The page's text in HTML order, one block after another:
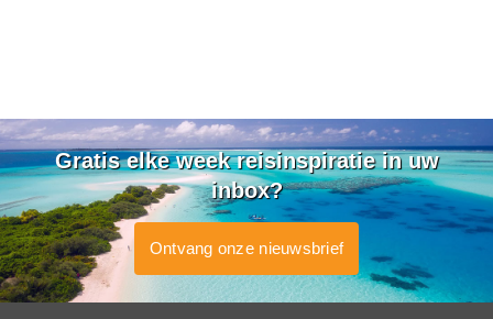
Gratis elke week reisinspiratie in uw
inbox?
Ontvang onze nieuwsbrief